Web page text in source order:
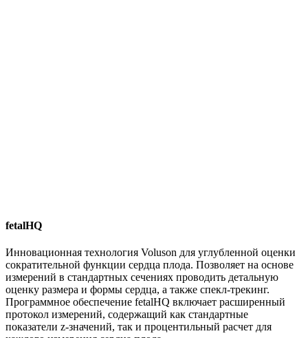
fetalHQ
Инновационная технология Voluson для углубленной оценки
сократительной функции сердца плода. Позволяет на основе
измерений в стандартных сечениях проводить детальную
оценку размера и формы сердца, а также спекл-трекинг.
Программное обеспечение fetalHQ включает расширенный
протокол измерений, содержащий как стандартные
показатели z-значений, так и процентильный расчет для